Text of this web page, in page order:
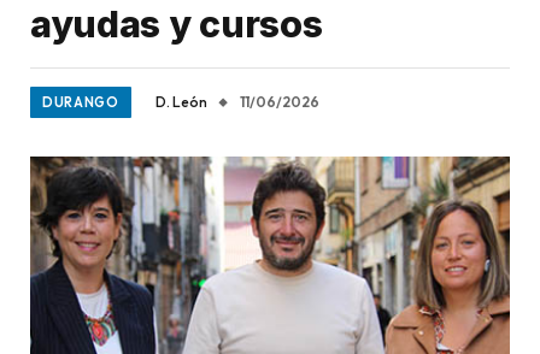
ayudas y cursos
DURANGO D. León 11/06/2026